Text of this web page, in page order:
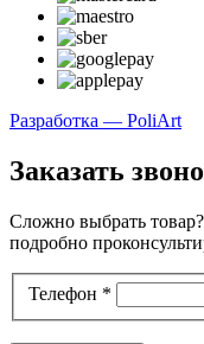
Разработка — PoliArt
Заказать
Сложно выбрать
подробно
Телефон *